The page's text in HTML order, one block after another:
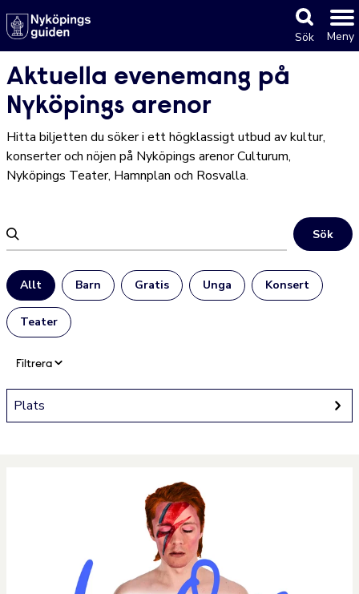
Sök Meny
Aktuella evenemang på
Nyköpings arenor
Hitta biljetten du söker i ett högklassigt utbud av kultur,
konserter och nöjen på Nyköpings arenor Culturum,
Nyköpings Teater, Hamnplan och Rosvalla.
Sök
Allt Barn Gratis Unga Konsert
Teater
Filtrera
Plats